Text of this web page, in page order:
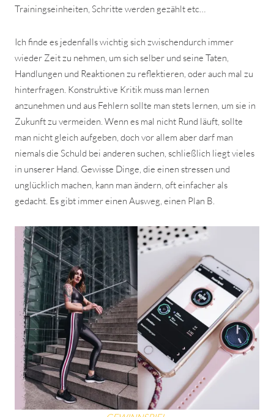
Trainingseinheiten, Schritte werden gezählt etc…
Ich finde es jedenfalls wichtig sich zwischendurch immer
wieder Zeit zu nehmen, um sich selber und seine Taten,
Handlungen und Reaktionen zu reflektieren, oder auch mal zu
hinterfragen. Konstruktive Kritik muss man lernen
anzunehmen und aus Fehlern sollte man stets lernen, um sie in
Zukunft zu vermeiden. Wenn es mal nicht Rund läuft, sollte
man nicht gleich aufgeben, doch vor allem aber darf man
niemals die Schuld bei anderen suchen, schließlich liegt vieles
in unserer Hand. Gewisse Dinge, die einen stressen und
unglücklich machen, kann man ändern, oft einfacher als
gedacht. Es gibt immer einen Ausweg, einen Plan B.